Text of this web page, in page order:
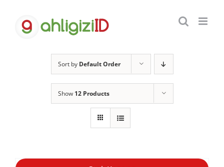
content
Sort by Default Order
Show 12 Products